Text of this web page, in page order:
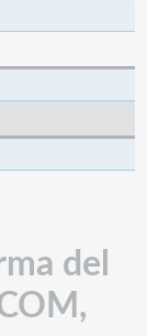
del